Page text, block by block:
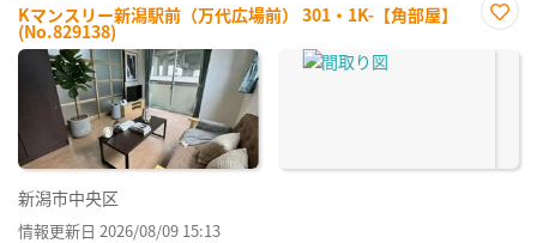
Kマンスリー新潟駅前（万代広場前） 301・1K-【角部屋】
(No.829138)
に入
新潟市中央区
情報更新日 2026/08/09 15:13